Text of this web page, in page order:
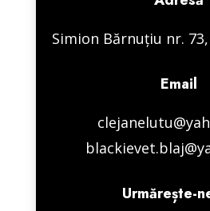
Simion Bărnuțiu nr.
Email
Urmărește-